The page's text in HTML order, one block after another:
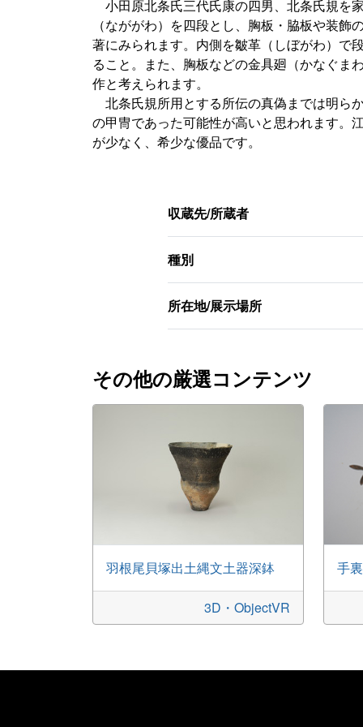
小田原北条氏三代氏康の四男、北条氏規を
（なががわ）を四段とし、胸板・脇板や装
著にみられます。内側を皺革（しぼがわ）で
ること。また、胸板などの金具廻（かなぐま
作と考えられます。
北条氏規所用とする所伝の真偽までは明ら
の甲冑であった可能性が高いと思われます。
が少なく、希少な優品です。
収蔵先/所蔵者
種別
所在地/展示場所
その他の厳選コンテンツ
羽根尾貝塚出土縄文土器深鉢
3D・ObjectVR
手